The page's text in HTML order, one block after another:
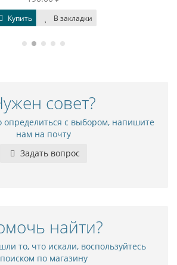
В закладки
совет?
определиться с выбором, напишите
нам на почту
Задать вопрос
найти?
то, что искали, воспользуйтесь
поиском по магазину